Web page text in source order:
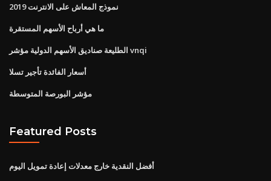
نموذج المعاش على الانترنت 2019
ما هي أرباح الأسهم المستقرة
الطليعة صناديق الأسهم الدولية مؤشر vnqi
أسعار الفائدة تأجير تسلا
مؤشر البورصة المتوسطة
Featured Posts
أفضل النقدية خارج معدلات إعادة تمويل اليوم